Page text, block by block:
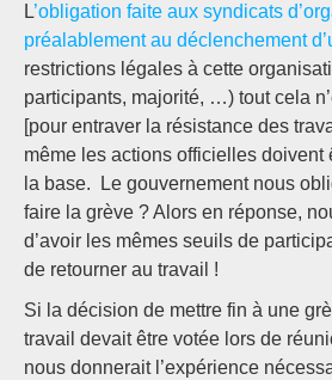
L’obligation faite aux syndicats
préalablement au déclenchement
restrictions légales à cette
participants, majorité, …) tout cela
[pour entraver la résistance des
même les actions officielles doivent
la base. Le gouvernement nous
faire la grève ? Alors en réponse,
d’avoir les mêmes seuils de
de retourner au travail !
Si la décision de mettre fin à une
travail devait être votée lors de
nous donnerait l’expérience